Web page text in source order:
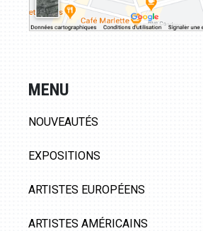
MENU
NOUVEAUTÉS
EXPOSITIONS
ARTISTES EUROPÉENS
ARTISTES AMÉRICAINS